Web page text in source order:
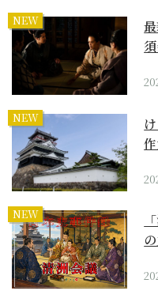
NEW
NEW
NEW